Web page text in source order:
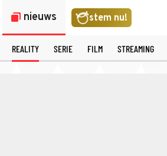
nieuws stem nu!
REALITY SERIE FILM STREAMING